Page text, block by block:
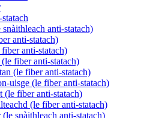
anti-statach)
anti-statach)
fiber anti-statach)
fiber anti-statach)
(le fiber anti-statach)
uisge (le fiber anti-statach)
(le fiber anti-statach)
(le fiber anti-statach)
snàithleach anti-statach)